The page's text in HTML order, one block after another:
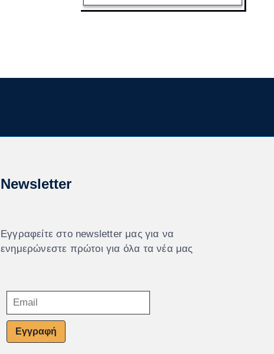
Newsletter
Εγγραφείτε στο newsletter μας για να
ενημερώνεστε πρώτοι για όλα τα νέα μας
Εγγραφή